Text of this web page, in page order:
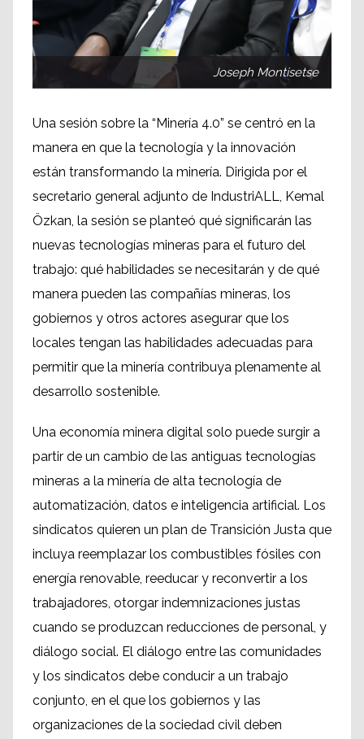
Joseph Montisetse
Una sesión sobre la “Minería 4.0” se centró en la
manera en que la tecnología y la innovación
están transformando la minería. Dirigida por el
secretario general adjunto de IndustriALL, Kemal
Özkan, la sesión se planteó qué significarán las
nuevas tecnologías mineras para el futuro del
trabajo: qué habilidades se necesitarán y de qué
manera pueden las compañías mineras, los
gobiernos y otros actores asegurar que los
locales tengan las habilidades adecuadas para
permitir que la minería contribuya plenamente al
desarrollo sostenible.
Una economía minera digital solo puede surgir a
partir de un cambio de las antiguas tecnologías
mineras a la minería de alta tecnología de
automatización, datos e inteligencia artificial. Los
sindicatos quieren un plan de Transición Justa que
incluya reemplazar los combustibles fósiles con
energía renovable, reeducar y reconvertir a los
trabajadores, otorgar indemnizaciones justas
cuando se produzcan reducciones de personal, y
diálogo social. El diálogo entre las comunidades
y los sindicatos debe conducir a un trabajo
conjunto, en el que los gobiernos y las
organizaciones de la sociedad civil deben